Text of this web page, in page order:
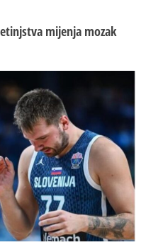
mijenja mozak